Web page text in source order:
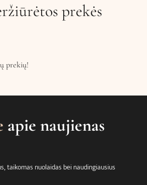
prekės
prekių!
apie naujienas
taikomas nuolaidas bei naudingiausius